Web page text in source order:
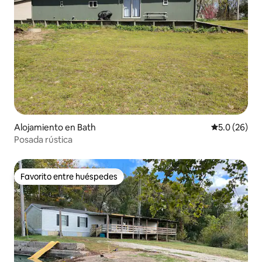
Alojamiento en Bath Calificación
5.0 (26)
Posada rústica
Favorito entre huéspedes
Favorito entre huéspedes